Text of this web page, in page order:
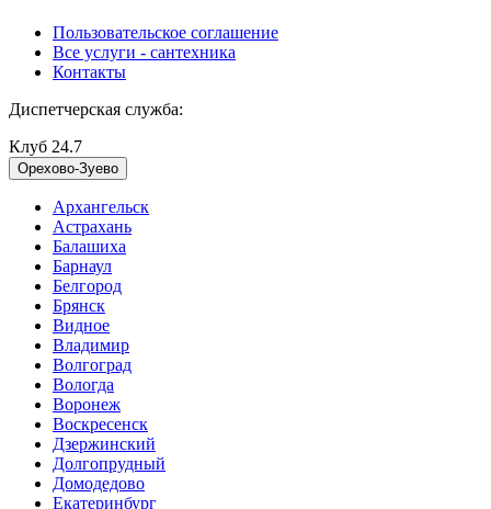
Пользовательское соглашение
Все услуги - cантехника
Контакты
Диспетчерская служба:
Клуб 24.7
Орехово-Зуево
Архангельск
Астрахань
Балашиха
Барнаул
Белгород
Брянск
Видное
Владимир
Волгоград
Вологда
Воронеж
Воскресенск
Дзержинский
Долгопрудный
Домодедово
Екатеринбург